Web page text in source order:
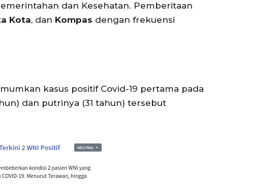
dan Kesehatan. Pemberitaan
Kota, dan Kompas dengan frekuensi
kasus positif Covid-19 pertama pada
dan putrinya (31 tahun) tersebut